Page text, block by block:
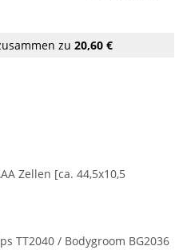
zu 20,60 €
Zellen [ca. 44,5x10,5
TT2040 / Bodygroom BG2036